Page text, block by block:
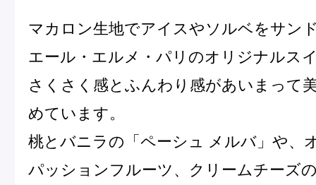
SUMMER GIFT 2026
Macarons
Pâtisseries
マカロン生地でアイスやソルベをサン
エール・エルメ・パリのオリジナルス
さくさく感とふんわり感があいまって
めています。
桃とバニラの「ペーシュ メルバ」や、
パッションフルーツ、クリームチーズ